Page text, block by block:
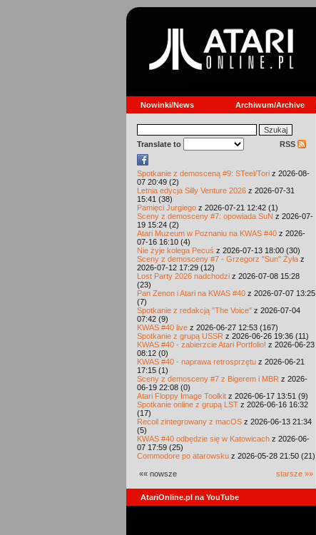
Nowinki/News Archiwum/Archive
Translate to RSS
Spotkanie z demosceną #9: STeel/Tori z 2026-08-
07 20:49 (2)
Letnia edycja Silly Venture 2026 z 2026-07-31
15:41 (38)
Pamięci Jurgiego z 2026-07-21 12:42 (1)
Sceny z demosceny #7: opowiada SuN z 2026-07-
19 15:24 (2)
Atari Muzeum w Poznaniu na KWAS #40 z 2026-
07-16 16:10 (4)
Nie żyje kolega Pecuś z 2026-07-13 18:00 (30)
Sceny z demosceny #7 - Grzegorz "Sun" Żyła z
2026-07-12 17:29 (12)
Lost Party 2026 nadchodzi z 2026-07-08 15:28
(23)
Pan Zenon i Atari na KWAS #40 z 2026-07-07 13:25
(7)
Spotkanie z redakcją "The Voice" z 2026-07-04
07:42 (9)
KWAS #40 live z 2026-06-27 12:53 (167)
Spotkanie z grupą USSR z 2026-06-26 19:36 (11)
KWAS #40 - zabierzcie Atari Portfolio! z 2026-06-23
08:12 (0)
KWAS #40 - naprawa retrosprzętu z 2026-06-21
17:15 (1)
Sceny z demosceny #7 z Bigerem i MBR z 2026-
06-19 22:08 (0)
Atari Floppy Image Toolkit z 2026-06-17 13:51 (9)
Spotkanie online z grupą LST z 2026-06-16 16:32
(17)
Recoil zintegrowany z macOS z 2026-06-13 21:34
(5)
KWAS #40 odbędzie się w Katowicach z 2026-06-
07 17:59 (25)
Commodore po atarowsku z 2026-05-28 21:50 (21)
«« nowsze starsze »»
AtariOnline.pl na YouTube